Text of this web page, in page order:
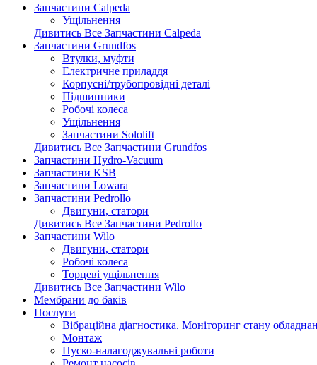
Запчастини Calpeda
Ущільнення
Дивитись Все Запчастини Calpeda
Запчастини Grundfos
Втулки, муфти
Електричне приладдя
Корпусні/трубопровідні деталі
Підшипники
Робочі колеса
Ущільнення
Запчастини Sololift
Дивитись Все Запчастини Grundfos
Запчастини Hydro-Vacuum
Запчастини KSB
Запчастини Lowara
Запчастини Pedrollo
Двигуни, статори
Дивитись Все Запчастини Pedrollo
Запчастини Wilo
Двигуни, статори
Робочі колеса
Торцеві ущільнення
Дивитись Все Запчастини Wilo
Мембрани до баків
Послуги
Вібраційна діагностика. Моніторинг стану
Монтаж
Пуско-налагоджувальні роботи